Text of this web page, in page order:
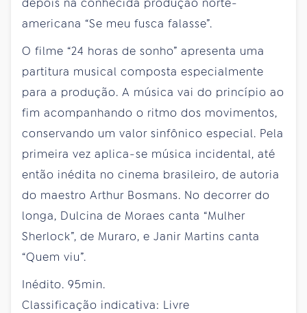
americana “Se meu fusca falasse”.
O filme “24 horas de sonho” apresenta uma
partitura musical composta especialmente
para a produção. A música vai do princípio ao
fim acompanhando o ritmo dos movimentos,
conservando um valor sinfônico especial. Pela
primeira vez aplica-se música incidental, até
então inédita no cinema brasileiro, de autoria
do maestro Arthur Bosmans. No decorrer do
longa, Dulcina de Moraes canta “Mulher
Sherlock”, de Muraro, e Janir Martins canta
“Quem viu”.
Inédito. 95min.
Classificação indicativa: Livre